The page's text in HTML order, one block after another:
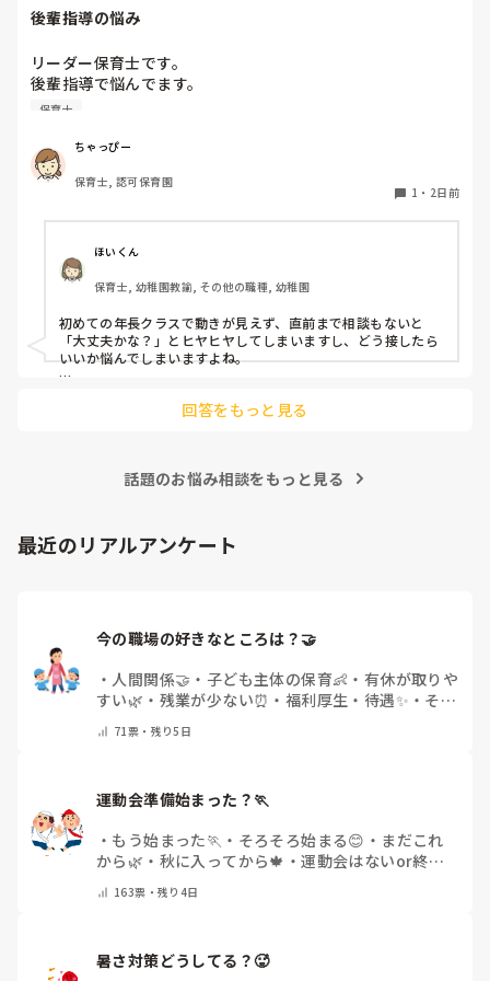
後輩指導の悩み
リーダー保育士です。
後輩指導で悩んでます。
初めて年長を持つ後輩がいますが
いで様子見てると直前になるまで何もアクションがなかった
り
他の職員に聞いてる様子もなくて
よほど自分に聞きづらいのか、聞く必要性さえ感じないの
か、もうよくわからないです。
対応にも悩みます。
保育士
ちゃっぴー
保育士, 認可保育園
1 ・ 2日前
ほいくん
保育士, 幼稚園教諭, その他の職種, 幼稚園
初めての年長クラスで動きが見えず、直前まで相談もないと
「大丈夫かな？」とヒヤヒヤしてしまいますし、どう接したら
いいか悩んでしまいますよね。
「こんなこと聞いたら迷惑かな」と抱え込んでいるケースがと
件、どこまで進んだ？」「困ってることない？」と具体的に声
「毎日夕方に5分だけ進捗確認の時間を取る」などルール化し
てしまうと、後輩も質問しやすくなりますよ。一人で抱え込ま
回答をもっと見る
話題のお悩み相談をもっと見る
最近のリアルアンケート
・ 人間関係🤝 ・ 子ども主体の保育👶 ・ 有休が取りや
すい🌿 ・ 残業が少ない⏰ ・ 福利厚生・待遇✨ ・ その
71 票・ 残り5日
運動会準備始まった？🏃
・ もう始まった🏃 ・ そろそろ始まる😊 ・ まだこれ
から🌿 ・ 秋に入ってから🍁 ・運動会はないor終わ
163票・残り4日
暑さ対策どうしてる？🥵